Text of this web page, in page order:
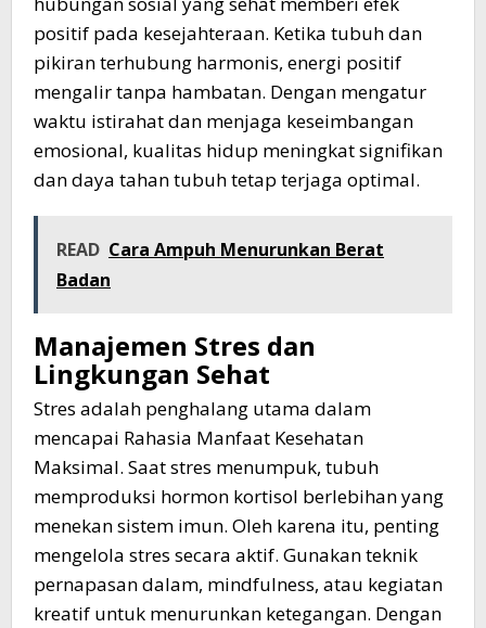
positif pada kesejahteraan. Ketika tubuh dan
pikiran terhubung harmonis, energi positif
mengalir tanpa hambatan. Dengan mengatur
waktu istirahat dan menjaga keseimbangan
emosional, kualitas hidup meningkat signifikan
dan daya tahan tubuh tetap terjaga optimal.
READ Cara Ampuh Menurunkan Berat
Badan
Manajemen Stres dan
Lingkungan Sehat
Stres adalah penghalang utama dalam
mencapai Rahasia Manfaat Kesehatan
Maksimal. Saat stres menumpuk, tubuh
memproduksi hormon kortisol berlebihan yang
menekan sistem imun. Oleh karena itu, penting
mengelola stres secara aktif. Gunakan teknik
pernapasan dalam, mindfulness, atau kegiatan
kreatif untuk menurunkan ketegangan. Dengan